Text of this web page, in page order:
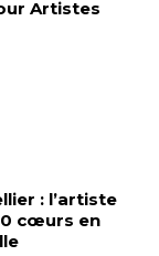
Artistes
: l’artiste
cœurs en